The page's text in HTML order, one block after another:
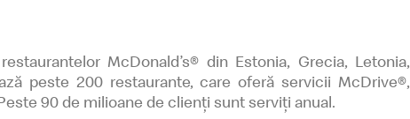
McDonald’s® din Estonia, Grecia, Letonia,
peste 200 restaurante, care oferă servicii McDrive®,
90 de milioane de clienți sunt serviți anual.